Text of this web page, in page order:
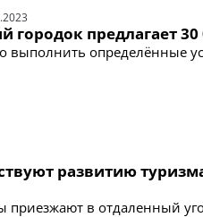
городок предлагает 30
выполнить определённые
развитию
приезжают в отдаленный